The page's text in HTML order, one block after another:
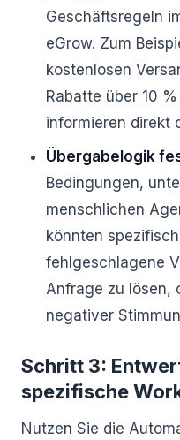
Geschäftsregeln
eGrow. Zum
kostenlosen
Rabatte über 10
informieren direkt
Übergabelogik
Bedingungen,
menschlichen
könnten
fehlgeschlagene
Anfrage zu lösen,
negativer
Schritt 3:
spezifische
Nutzen Sie die